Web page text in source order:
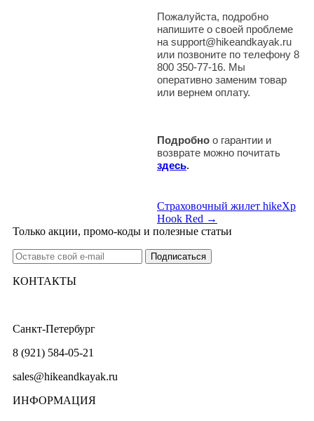
Пожалуйста, подробно
напишите о своей проблеме
на support@hikeandkayak.ru
или позвоните по телефону 8
800 350-77-16. Мы
оперативно заменим товар
или вернем оплату.
Подробно о гарантии и
возврате можно почитать
здесь.
Страховочный жилет hikeXp
Hook Red →
Только акции, промо-коды и полезные статьи
КОНТАКТЫ
Санкт-Петербург
8 (921) 584-05-21
sales@hikeandkayak.ru
ИНФОРМАЦИЯ